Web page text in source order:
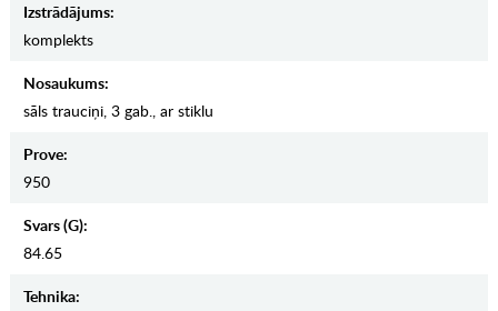
Izstrādājums:
komplekts
Nosaukums:
sāls trauciņi, 3 gab., ar stiklu
Prove:
950
Svars (g):
84.65
Tehnika: